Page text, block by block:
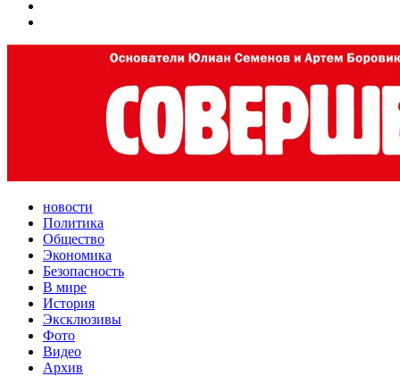
новости
Политика
Общество
Экономика
Безопасность
В мире
История
Эксклюзивы
Фото
Видео
Архив